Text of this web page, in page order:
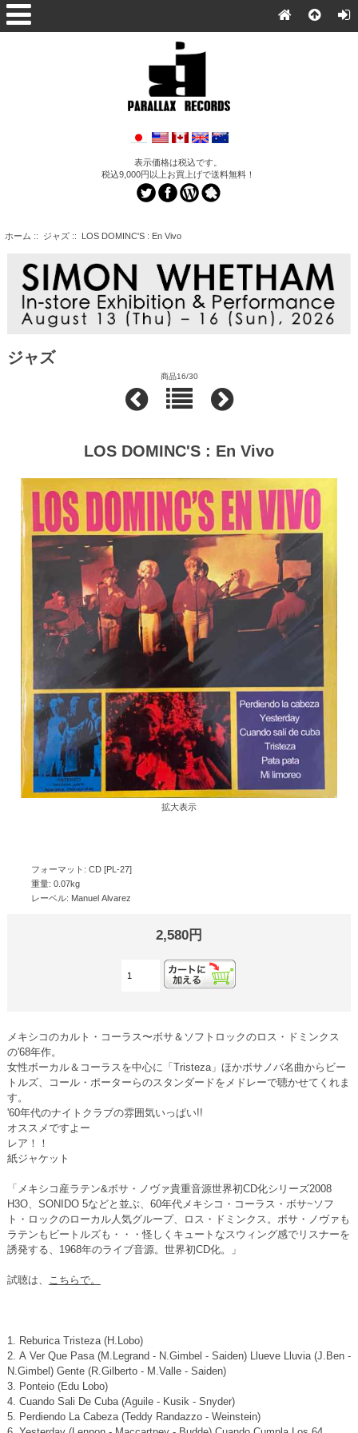
表示価格は税込です。
税込9,000円以上お買上げで送料無料！
ホーム :: ジャズ:: LOS DOMINC'S : En Vivo
ジャズ
商品16/30
LOS DOMINC'S : En Vivo
拡大表示
フォーマット: CD [PL-27]
重量: 0.07kg
レーベル: Manuel Alvarez
2,580円
メキシコのカルト・コーラス〜ボサ＆ソフトロックのロス・ドミンクス
の'68年作。
女性ボーカル＆コーラスを中心に「Tristeza」ほかボサノバ名曲からビー
トルズ、コール・ポーターらのスタンダードをメドレーで聴かせてくれま
す。
'60年代のナイトクラブの雰囲気いっぱい!!
オススメですよー
レア！！
紙ジャケット
「メキシコ産ラテン&ボサ・ノヴァ貴重音源世界初CD化シリーズ2008
H3O、SONIDO 5などと並ぶ、60年代メキシコ・コーラス・ボサ~ソフ
ト・ロックのローカル人気グループ、ロス・ドミンクス。ボサ・ノヴァも
ラテンもビートルズも・・・怪しくキュートなスウィング感でリスナーを
誘発する、1968年のライブ音源。世界初CD化。」
試聴は、 こちらで。
1. Reburica Tristeza (H.Lobo)
2. A Ver Que Pasa (M.Legrand - N.Gimbel - Saiden) Llueve Lluvia (J.Ben -
N.Gimbel) Gente (R.Gilberto - M.Valle - Saiden)
3. Ponteio (Edu Lobo)
4. Cuando Sali De Cuba (Aguile - Kusik - Snyder)
5. Perdiendo La Cabeza (Teddy Randazzo - Weinstein)